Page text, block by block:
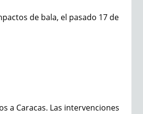
de bala, el pasado 17 de
a Caracas. Las intervenciones